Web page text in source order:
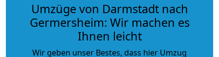
Umzüge von Darmstadt nach
Germersheim: Wir machen es
Ihnen leicht
Wir geben unser Bestes, dass hier Umzug